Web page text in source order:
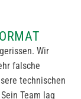
Wir
falsche
technischen
Team lag